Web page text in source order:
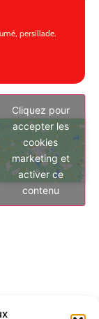
persillade.
Cliquez pour
accepter les
cookies
marketing et
activer ce
contenu